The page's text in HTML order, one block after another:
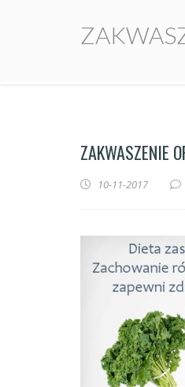
ZAKWASZENIE
10-11-2017